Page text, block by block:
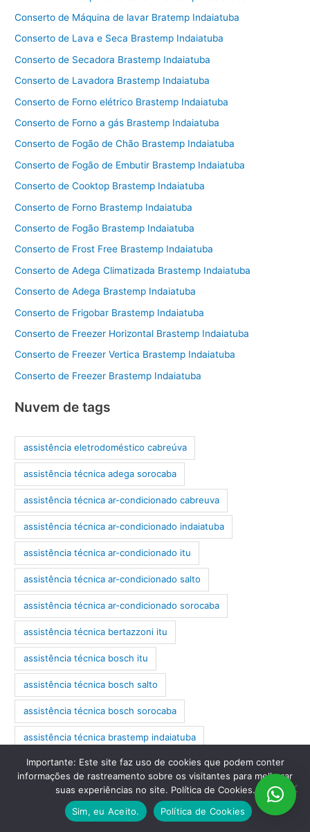
Conserto de Máquina de lavar Bratemp Indaiatuba
Conserto de Lava e Seca Brastemp Indaiatuba
Conserto de Secadora Brastemp Indaiatuba
Conserto de Lavadora Brastemp Indaiatuba
Conserto de Forno elétrico Brastemp Indaiatuba
Conserto de Forno a gás Brastemp Indaiatuba
Conserto de Fogão de Chão Brastemp Indaiatuba
Conserto de Fogão de Embutir Brastemp Indaiatuba
Conserto de Cooktop Brastemp Indaiatuba
Conserto de Forno Brastemp Indaiatuba
Conserto de Fogão Brastemp Indaiatuba
Conserto de Frost Free Brastemp Indaiatuba
Conserto de Adega Climatizada Brastemp Indaiatuba
Conserto de Adega Brastemp Indaiatuba
Conserto de Frigobar Brastemp Indaiatuba
Conserto de Freezer Horizontal Brastemp Indaiatuba
Conserto de Freezer Vertica Brastemp Indaiatuba
Conserto de Freezer Brastemp Indaiatuba
Nuvem de tags
assistência eletrodoméstico cabreúva
assistência técnica adega sorocaba
assistência técnica ar-condicionado cabreuva
assistência técnica ar-condicionado indaiatuba
assistência técnica ar-condicionado itu
assistência técnica ar-condicionado salto
assistência técnica ar-condicionado sorocaba
assistência técnica bertazzoni itu
assistência técnica bosch itu
assistência técnica bosch salto
assistência técnica bosch sorocaba
assistência técnica brastemp indaiatuba
assistência técnica brastemp itu
assistência técnica brastemp salto
assistência técnica brastemp sorocaba
Importante: Este site faz uso de cookies que podem conter
informações de rastreamento sobre os visitantes para melhorar
suas experiências no site. Política de Cookies.
Sim, eu Aceito.
Política de Cookies